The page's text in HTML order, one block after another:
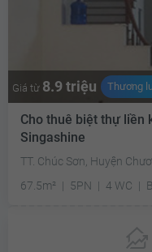
Giá từ 8.9 triệu Thương
Cho thuê biệt thự liền
Singashine
TT. Chúc Sơn, Huyện
67.5m²
5PN 4 WC